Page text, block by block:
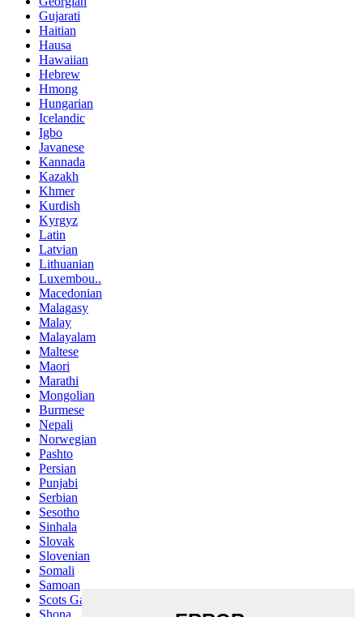
Gujarati
Haitian
Hausa
Hawaiian
Hebrew
Hmong
Hungarian
Icelandic
Igbo
Javanese
Kannada
Kazakh
Khmer
Kurdish
Kyrgyz
Latin
Latvian
Lithuanian
Luxembou..
Macedonian
Malagasy
Malay
Malayalam
Maltese
Maori
Marathi
Mongolian
Burmese
Nepali
Norwegian
Pashto
Persian
Punjabi
Serbian
Sesotho
Sinhala
Slovak
Slovenian
Somali
Samoan
Scots Gaelic
Shona